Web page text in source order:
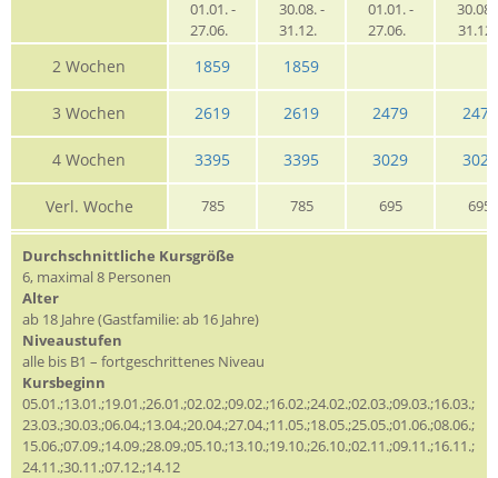
01.01. -
27.06.
30.08. -
31.12.
01.01. -
27.06.
30.08.
2 Wochen 1859 1859
3 Wochen 2619 2619 2479 2479
4 Wochen 3395 3395 3029 3029
Verl. Woche 785 785 695 695
Durchschnittliche Kursgröße
6, maximal 8 Personen
Alter
ab 18 Jahre (Gastfamilie: ab 16 Jahre)
Niveaustufen
alle bis B1 – fortgeschrittenes Niveau
Kursbeginn
05.01.;13.01.;19.01.;26.01.;02.02.;09.02.;16.02.;24.02.;02.03.;09.03.;16.03.;
23.03.;30.03.;06.04.;13.04.;20.04.;27.04.;11.05.;18.05.;25.05.;01.06.;08.06.;
15.06.;07.09.;14.09.;28.09.;05.10.;13.10.;19.10.;26.10.;02.11.;09.11.;16.11.;
24.11.;30.11.;07.12.;14.12